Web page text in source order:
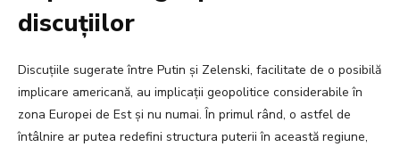
discuțiilor
Discuțiile sugerate între Putin și Zelenski, facilitate de o posibilă
implicare americană, au implicații geopolitice considerabile în
zona Europei de Est și nu numai. În primul rând, o astfel de
întâlnire ar putea redefini structura puterii în această regiune,